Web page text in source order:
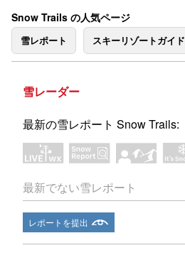
Snow Trails の人気ページ
雪レポート スキーリゾートガイド
雪レーダー
最新の雪レポート Snow Trails:
最新でない雪レポート
レポートを提出